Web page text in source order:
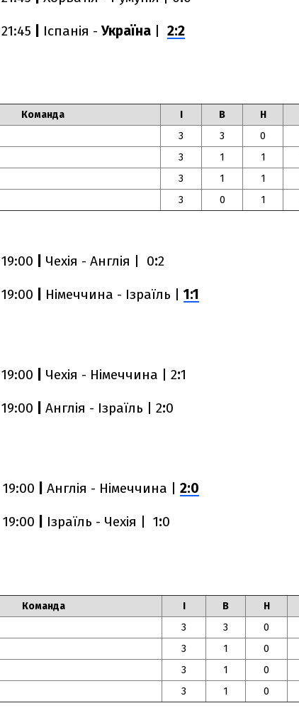
21:45 Іспанія - Україна 2:2
Команда І В Н
3 3 0
3 1 1
3 1 1
3 0 1
19:00 Чехія - Англія | 0:2
19:00 Німеччина - Ізраїль | 1:1
19:00 Чехія - Німеччина | 2:1
19:00 Англія - Ізраїль | 2:0
19:00 Англія - Німеччина | 2:0
19:00 Ізраїль - Чехія | 1:0
Команда І В Н
3 3 0
3 1 0
3 1 0
3 1 0